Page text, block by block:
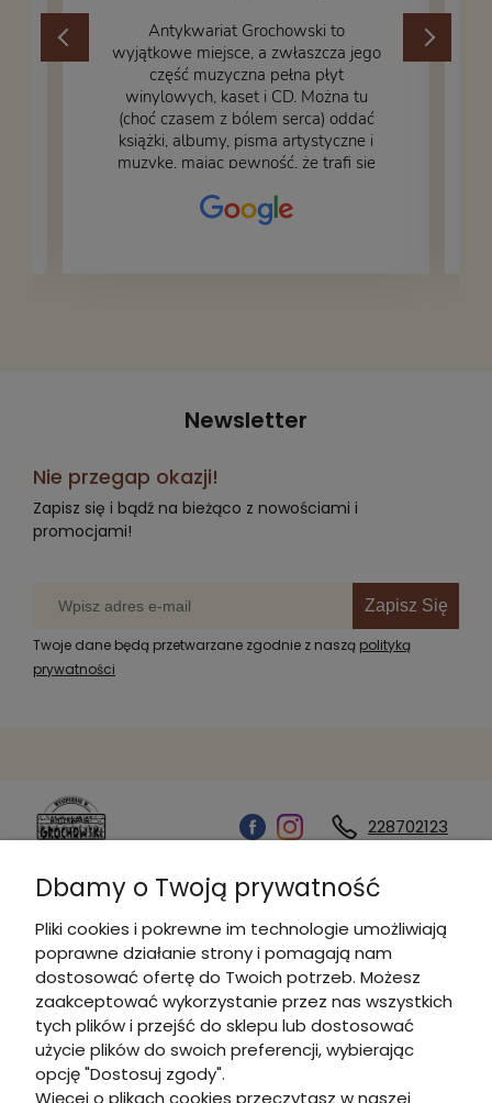
​Antykwariat Grochowski to
wyjątkowe miejsce, a zwłaszcza jego
część muzyczna pełna płyt
winylowych, kaset i CD. Można tu
(choć czasem z bólem serca) oddać
książki, albumy, pisma artystyczne i
muzykę, mając pewność, że trafi się
– nasze książki w trakcie
przepakowywania. Część oddaliśmy
Newsletter
Nie przegap okazji!
Zapisz się i bądź na bieżąco z nowościami i
promocjami!
Zapisz Się
Twoje dane będą przetwarzane zgodnie z naszą polityką
prywatności
228702123
Kontakt
Informacje
Płatności i dostawa
Dbamy o Twoją prywatność
Pliki cookies i pokrewne im technologie umożliwiają
poprawne działanie strony i pomagają nam
dostosować ofertę do Twoich potrzeb. Możesz
zaakceptować wykorzystanie przez nas wszystkich
tych plików i przejść do sklepu lub dostosować
użycie plików do swoich preferencji, wybierając
opcję "Dostosuj zgody".
Więcej o plikach cookies przeczytasz w naszej